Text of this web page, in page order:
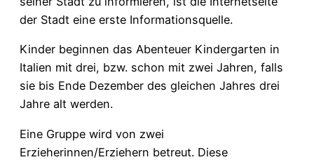
der Stadt eine erste Informationsquelle.
Kinder beginnen das Abenteuer Kindergarten in
Italien mit drei, bzw. schon mit zwei Jahren, falls
sie bis Ende Dezember des gleichen Jahres drei
Jahre alt werden.
Eine Gruppe wird von zwei
Erzieherinnen/Erziehern betreut. Diese